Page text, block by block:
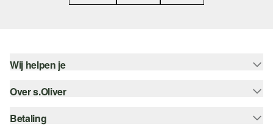
Wij helpen je
Help - FAQ
Maattabel
Over s.Oliver
Nieuwsbrief
Betaling